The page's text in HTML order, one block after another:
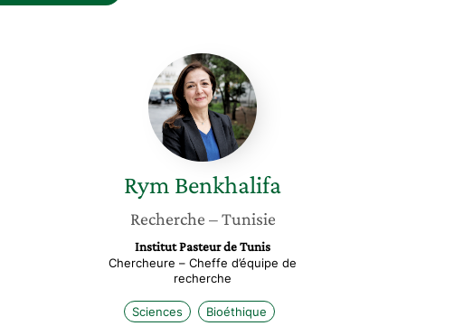
Rym
Benkhalifa
Rym Benkhalifa
Recherche – Tunisie
Institut Pasteur de Tunis
Chercheure – Cheffe d’équipe de
recherche
Sciences Bioéthique